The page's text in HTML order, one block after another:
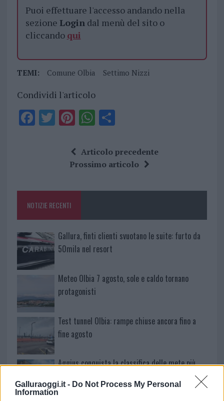
Galluraoggi.it - Do Not Process My Personal
Information
Puoi effettuare l'accesso andando nella
sezione Logindal menù del sito o
cliccando qui
TEMI: Comune Olbia Settimo Nizzi
Condividi l'articolo
F
o
k
T Pi
te
re
W
at
s
p
S
a
re
Articolo precedente
Prossimo articolo
NOTIZIE RECENTI
Gallura, finti clienti svuotano le suite: furto da
50mila nel resort
Meteo Olbia 7 agosto, sole e caldo tornano
protagonisti
Test tunnel Olbia: rampe chiuse ancora fino a
fine agosto
Aggius conquista la classifica delle mete più